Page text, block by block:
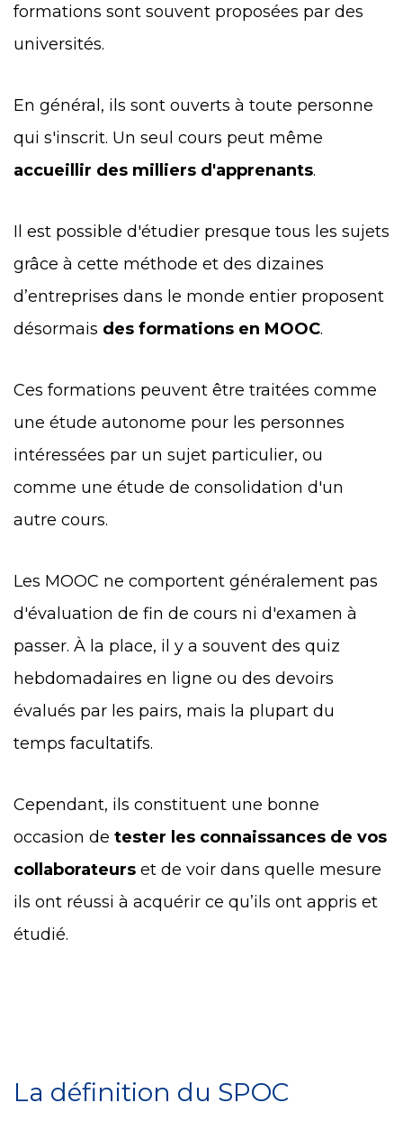
formations sont souvent proposées par des
universités.
En général, ils sont ouverts à toute personne
qui s'inscrit. Un seul cours peut même
accueillir des milliers d'apprenants.
Il est possible d'étudier presque tous les sujets
grâce à cette méthode et des dizaines
d’entreprises dans le monde entier proposent
désormais des formations en MOOC.
Ces formations peuvent être traitées comme
une étude autonome pour les personnes
intéressées par un sujet particulier, ou
comme une étude de consolidation d'un
autre cours.
Les MOOC ne comportent généralement pas
d'évaluation de fin de cours ni d'examen à
passer. À la place, il y a souvent des quiz
hebdomadaires en ligne ou des devoirs
évalués par les pairs, mais la plupart du
temps facultatifs.
Cependant, ils constituent une bonne
occasion de tester les connaissances de vos
collaborateurs et de voir dans quelle mesure
ils ont réussi à acquérir ce qu’ils ont appris et
étudié.
La définition du SPOC